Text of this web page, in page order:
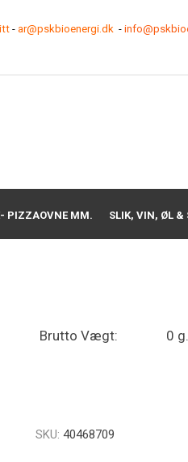
- ar@pskbioenergi.dk-
PIZZAOVNE MM. SLIK, VIN, ØL &
Brutto Vægt: 0 g.
SKU: 40468709